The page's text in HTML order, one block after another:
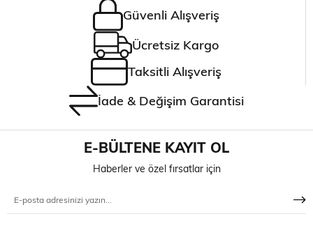
Güvenli Alışveriş
Ücretsiz Kargo
Taksitli Alışveriş
İade & Değişim Garantisi
E-BÜLTENE KAYIT OL
Haberler ve özel fırsatlar için